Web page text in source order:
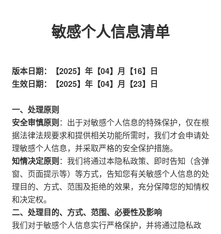
敏感个人信息清单
版本日期：【2025】年【04】月【16】日
生效日期：【2025】年【04】月【23】日
一、处理原则
安全审慎原则：出于对敏感个人信息的特殊保护，仅在根
据法律法规要求和提供相关功能所需时，我们才会申请处
理敏感个人信息，并采取严格的安全保护措施。
知情决定原则：我们将通过本隐私政策、即时告知（含弹
窗、页面提示等）等方式，告知您有关敏感个人信息的处
理目的、方式、范围及拒绝的效果，充分保障您的知情权
和决定权。
二、处理目的、方式、范围、必要性及影响
我们对于敏感个人信息实行严格保护，并将通过隐私政